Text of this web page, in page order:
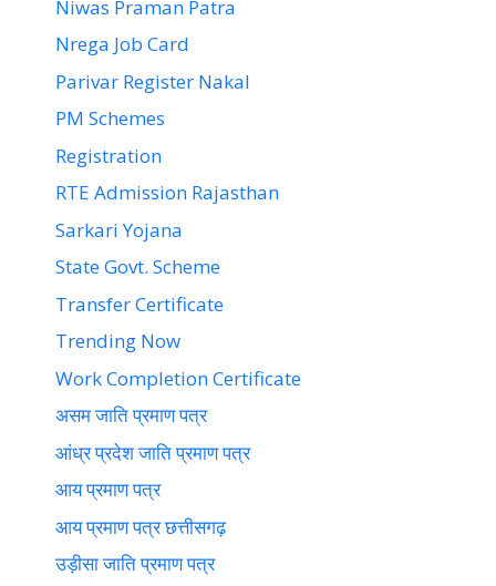
Niwas Praman Patra
Nrega Job Card
Parivar Register Nakal
PM Schemes
Registration
RTE Admission Rajasthan
Sarkari Yojana
State Govt. Scheme
Transfer Certificate
Trending Now
Work Completion Certificate
असम जाति प्रमाण पत्र
आंध्र प्रदेश जाति प्रमाण पत्र
आय प्रमाण पत्र
आय प्रमाण पत्र छत्तीसगढ़
उड़ीसा जाति प्रमाण पत्र